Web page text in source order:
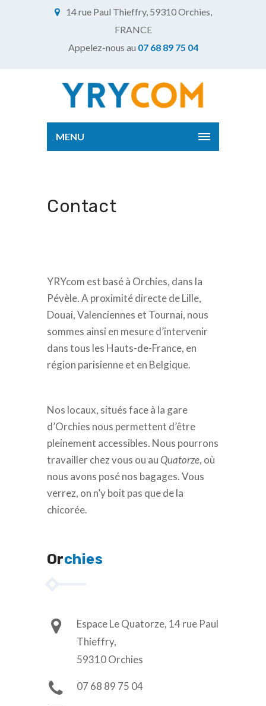
14 rue Paul Thieffry, 59310 Orchies,
FRANCE
Appelez-nous au 07 68 89 75 04
MENU
Contact
YRYcom est basé à Orchies, dans la
Pévèle. A proximité directe de Lille,
Douai, Valenciennes et Tournai, nous
sommes ainsi en mesure d’intervenir
dans tous les Hauts-de-France, en
région parisienne et en Belgique.
Nos locaux, situés face à la gare
d’Orchies nous permettent d’être
pleinement accessibles. Nous pourrons
travailler chez vous ou au Quatorze, où
nous avons posé nos bagages. Vous
verrez, on n’y boit pas que de la
chicorée.
Orchies
Espace Le Quatorze, 14 rue Paul
Thieffry,
59310 Orchies
07 68 89 75 04